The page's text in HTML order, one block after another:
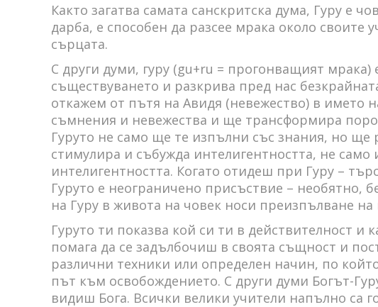
Както загатва самата санскритска дума, Гуру е
дарба, е способен да разсее мрака около
сърцата.
С други думи, гуру (gu+ru = прогонващият
съществуването и разкрива пред нас
откажем от пътя на Авидя (невежество) в името
съмнения и невежества и ще трансформира
Гуруто не само ще те изпълни със знания, но ще
стимулира и събужда интелигентността, не само
интелигентността. Когато отидеш при Гуру –
Гуруто е неограничено присъствие – необятно,
на Гуру в живота на човек носи преизпълване
Гуруто ти показва кой си ти в действителност
помага да се задълбочиш в своята същност и
различни техники или определен начин, по
път към освобождението. С други думи Богът-
видиш Бога. Всички велики учители напълно са